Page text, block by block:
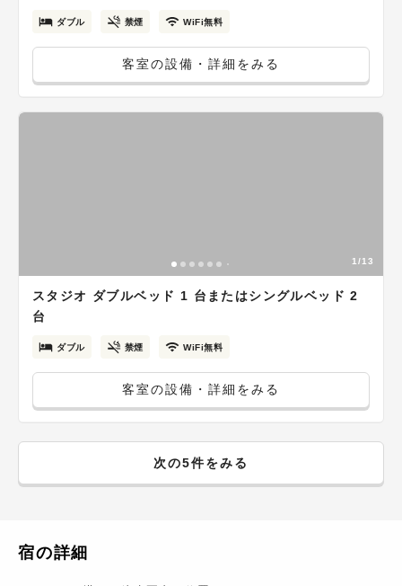
ダブル 禁煙 WiFi無料
客室の設備・詳細をみる
1/13
スタジオ ダブルベッド 1 台またはシングルベッド 2
台
ダブル 禁煙 WiFi無料
客室の設備・詳細をみる
次の5件をみる
宿の詳細